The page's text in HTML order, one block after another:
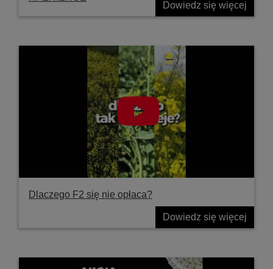
Dowiedz się więcej
Dlaczego F2 się nie opłaca?
Dowiedz się więcej